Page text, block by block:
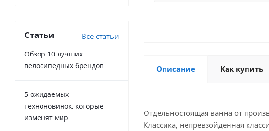
Описание Как купить
Отдельностоящая ванна от
Классика, непревзойдённая
Статьи Все статьи
Обзор 10 лучших
велосипедных брендов
5 ожидаемых
техноновинок, которые
изменят мир